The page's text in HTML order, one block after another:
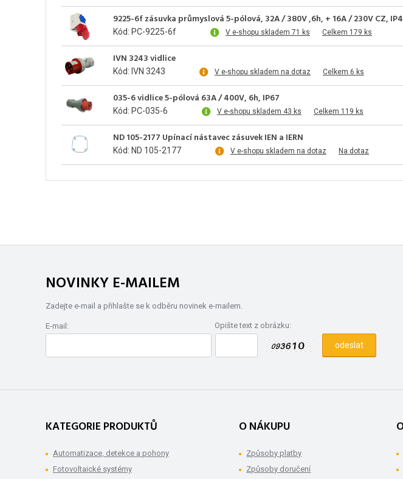
9225-6f zásuvka průmyslová 5-pólová, 32A / 380V ,6h, + 16A / 230V CZ,
Kód: PC-9225-6f V e-shopu skladem 71 ks Celkem 179 ks
IVN 3243 vidlice
Kód: IVN 3243 V e-shopu skladem na dotaz Celkem 6 ks
035-6 vidlice 5-pólová 63A / 400V, 6h, IP67
Kód: PC-035-6 V e-shopu skladem 43 ks Celkem 119 ks
ND 105-2177 Upínací nástavec zásuvek IEN a IERN
Kód: ND 105-2177 V e-shopu skladem na dotaz Na dotaz
NOVINKY E-MAILEM
Zadejte e-mail a přihlašte se k odběru novinek e-mailem.
E-mail: Opište text z obrázku:
KATEGORIE PRODUKTŮ
Automatizace, detekce a pohony
Fotovoltaické systémy
O NÁKUPU
Způsoby platby
Způsoby doručení